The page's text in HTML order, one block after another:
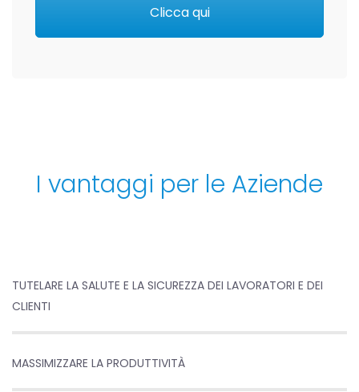
Clicca qui
I vantaggi per le Aziende
TUTELARE LA SALUTE E LA SICUREZZA DEI LAVORATORI E DEI
CLIENTI
MASSIMIZZARE LA PRODUTTIVITÀ